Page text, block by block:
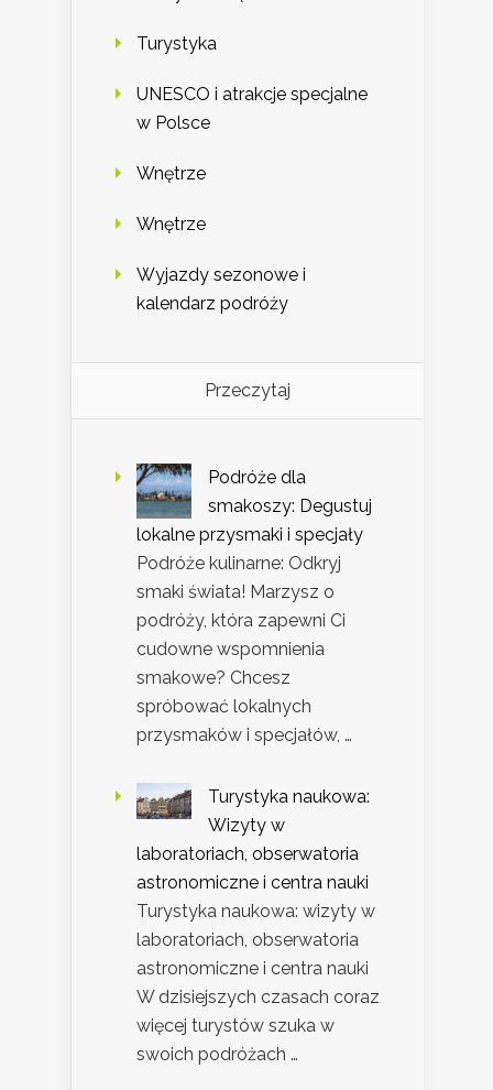
Turystyka
UNESCO i atrakcje specjalne
w Polsce
Wnętrze
Wnętrze
Wyjazdy sezonowe i
kalendarz podróży
Przeczytaj
Podróże dla
smakoszy: Degustuj
lokalne przysmaki i specjały
Podróże kulinarne: Odkryj
smaki świata! Marzysz o
podróży, która zapewni Ci
cudowne wspomnienia
smakowe? Chcesz
spróbować lokalnych
przysmaków i specjałów, …
Turystyka naukowa:
Wizyty w
laboratoriach, obserwatoria
astronomiczne i centra nauki
Turystyka naukowa: wizyty w
laboratoriach, obserwatoria
astronomiczne i centra nauki
W dzisiejszych czasach coraz
więcej turystów szuka w
swoich podróżach …